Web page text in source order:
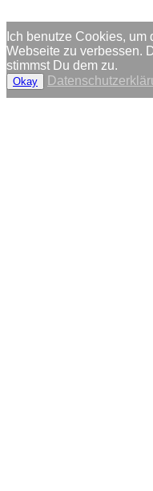
Ich benutze Cookies,
Webseite zu verbessen.
stimmst Du dem zu.
Okay